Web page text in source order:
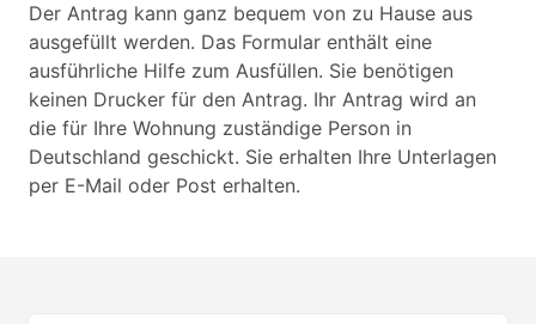
Der Antrag kann ganz bequem von zu Hause aus
ausgefüllt werden. Das Formular enthält eine
ausführliche Hilfe zum Ausfüllen. Sie benötigen
keinen Drucker für den Antrag. Ihr Antrag wird an
die für Ihre Wohnung zuständige Person in
Deutschland geschickt. Sie erhalten Ihre Unterlagen
per E-Mail oder Post erhalten.